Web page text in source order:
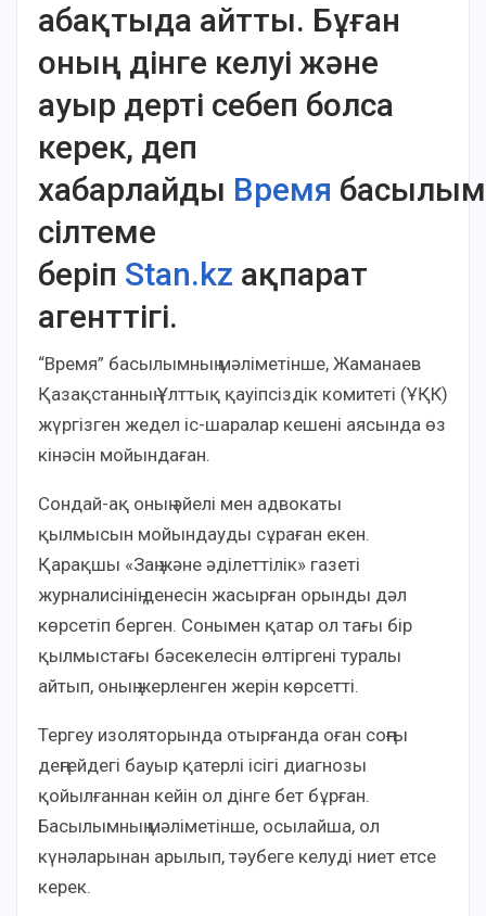
абақтыда айтты. Бұған
оның дінге келуі және
ауыр дерті себеп болса
керек, деп
хабарлайды Время
сілтеме
беріп Stan.kz ақпарат
агенттігі.
“Время” басылымның мәліметінше, Жаманаев
Қазақстанның Ұлттық қауіпсіздік комитеті (ҰҚК)
жүргізген жедел іс-шаралар кешені аясында өз
кінәсін мойындаған.
Сондай-ақ оның әйелі мен адвокаты
қылмысын мойындауды сұраған екен.
Қарақшы «Заң және әділеттілік» газеті
журналисінің денесін жасырған орынды дәл
көрсетіп берген. Сонымен қатар ол тағы бір
қылмыстағы бәсекелесін өлтіргені туралы
айтып, оның жерленген жерін көрсетті.
Тергеу изоляторында отырғанда оған соңғы
деңгейдегі бауыр қатерлі ісігі диагнозы
қойылғаннан кейін ол дінге бет бұрған.
Басылымның мәліметінше, осылайша, ол
күнәларынан арылып, тәубеге келуді ниет етсе
керек.